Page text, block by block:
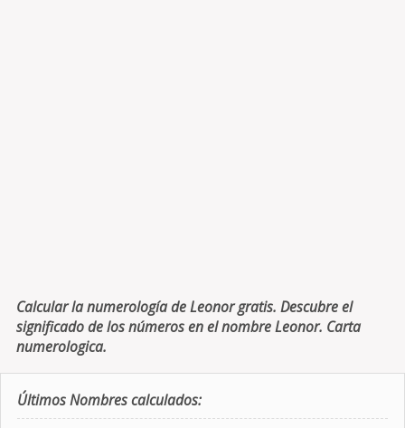
Calcular la numerología de Leonor gratis. Descubre el
significado de los números en el nombre Leonor. Carta
numerologica.
Últimos Nombres calculados: